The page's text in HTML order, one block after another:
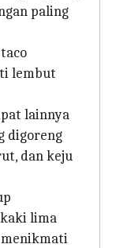
paling
lembut
lainnya
digoreng
dan keju
lima
menikmati